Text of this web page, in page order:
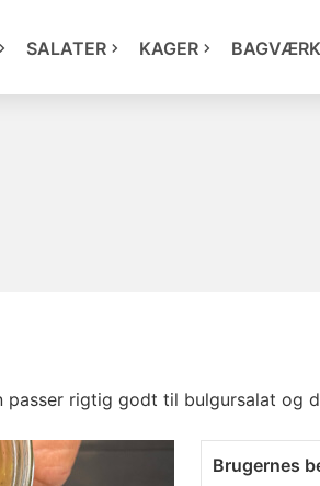
SALATER KAGER BAGVÆRK
passer rigtig godt til bulgursalat og
Brugernes